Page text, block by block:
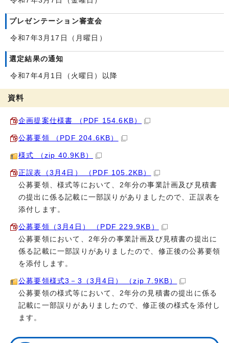
プレゼンテーション審査会
令和7年3月17日（月曜日）
選定結果の通知
令和7年4月1日（火曜日）以降
資料
企画提案仕様書 （PDF 154.6KB）
公募要領 （PDF 204.6KB）
様式 （zip 40.9KB）
正誤表（3月4日） （PDF 105.2KB）
公募要領、様式等において、2年分の事業計画及び見積書
の提出に係る記載に一部誤りがありましたので、正誤表を
添付します。
公募要領（3月4日） （PDF 229.9KB）
公募要領において、2年分の事業計画及び見積書の提出に
係る記載に一部誤りがありましたので、修正後の公募要領
を添付します。
公募要領様式3－3（3月4日） （zip 7.9KB）
公募要領の様式等において、2年分の見積書の提出に係る
記載に一部誤りがありましたので、修正後の様式を添付し
ます。